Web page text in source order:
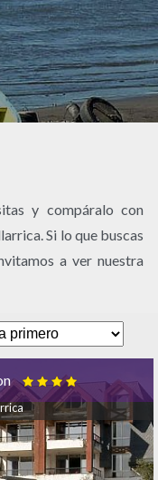
y compáralo con
Si lo que buscas
a ver nuestra
